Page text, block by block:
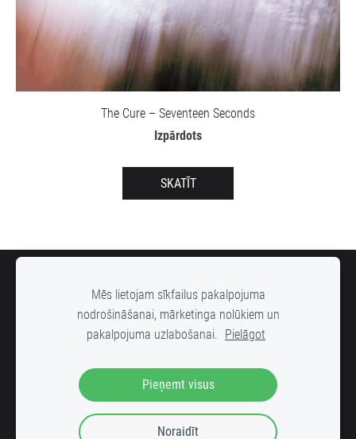
The Cure – Seventeen Seconds
Izpārdots
SKATĪT
DOWN STREET mūzikas ierakstu veikals, Radošās rūpnīcas "VELDZE"
kvartālā ar ieeju no Bruņinieku ielas 25 (iekšpagalms), Rīga, LV-1001
Mēs lietojam sīkfailus pakalpojuma
nodrošināšanai, mārketinga nolūkiem un
pakalpojuma uzlabošanai. Pielāgot
Pieņemt visus
Noraidīt